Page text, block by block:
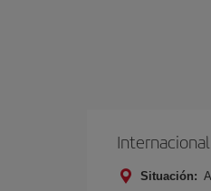
Situación: